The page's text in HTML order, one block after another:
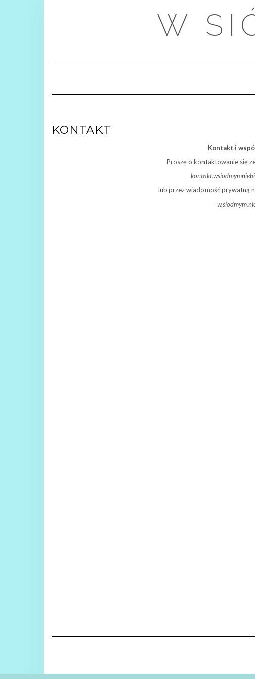
W
KONTAKT
Kontakt i
Proszę o kontaktowanie się
lub przez wiadomość prywatną